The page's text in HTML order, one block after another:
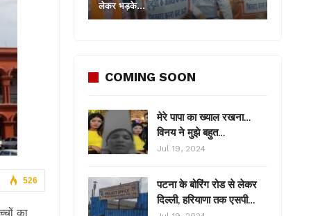
526
का
लेकर भड़के…
COMING SOON
मेरे पापा का ख्याल रखना…
विनय ने मुझे बहुत…
Jul 19, 2024
पटना के बोरिंग रोड से लेकर
दिल्ली, हरियाणा तक एसपी…